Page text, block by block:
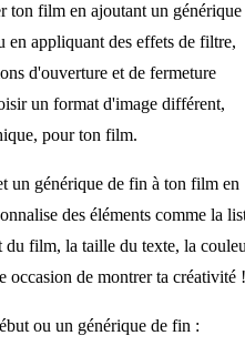
ton film en ajoutant un générique
en appliquant des effets de filtre,
d'ouverture et de fermeture
un format d'image différent,
pour ton film.
un générique de fin à ton film en
des éléments comme la
du film, la taille du texte, la
occasion de montrer ta créativité !
ou un générique de fin :